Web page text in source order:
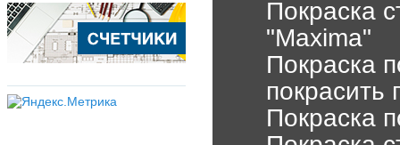
Покраска
"Maxima"
Покраска
покрасить
Покраска